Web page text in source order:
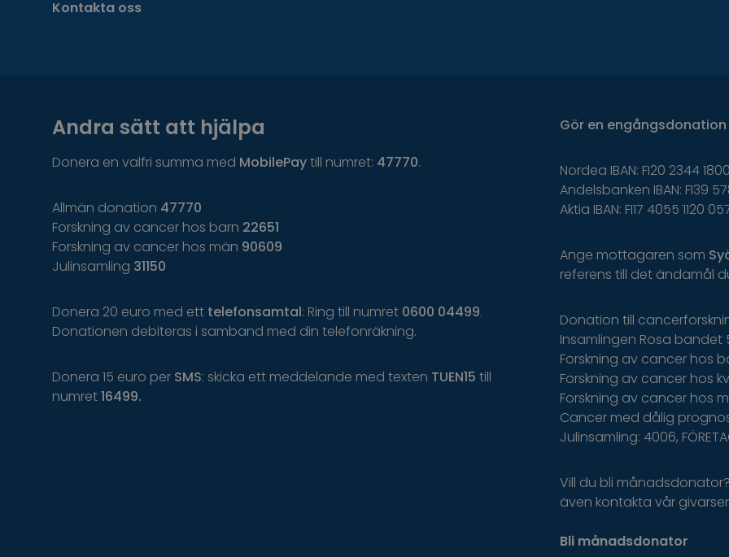
Kontakta oss
Andra sätt att hjälpa
Donera en valfri summa med MobilePaytill numret: 47770.
Allmän donation 47770
Forskning av cancer hos barn 22651
Forskning av cancer hos män 90609
Julinsamling 31150
Donera 20 euro med ett telefonsamtal: Ring till numret 0600 04499.
Donationen debiteras i samband med din telefonräkning.
Donera 15 euro per SMS: skicka ett meddelande med texten TUEN15 till
numret16499.
Gör en engångsdonation
Nordea IBAN: FI20 2344
Andelsbanken IBAN: FI39
Aktia IBAN: FI17 4055 1120
Ange mottagaren som
referens till det ändamål
Donation till
Insamlingen Rosa bandet
Forskning av cancer hos
Forskning av cancer hos
Forskning av cancer hos
Cancer med dålig
Julinsamling: 4006,
Vill du bli
även kontakta vår
Bli månadsdonator